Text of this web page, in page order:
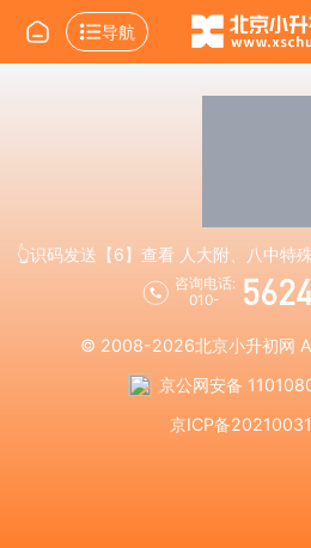
导航
👆识码发送【6】查看 人大附、八中特
咨询电话:
010-
© 2008-2026北京小升初网
京公网安备
京ICP备